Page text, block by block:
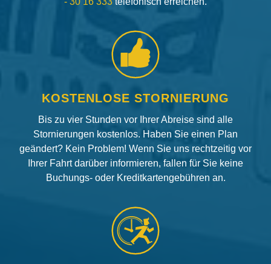
KOSTENLOSE STORNIERUNG
Bis zu vier Stunden vor Ihrer Abreise sind alle
Stornierungen kostenlos. Haben Sie einen Plan
geändert? Kein Problem! Wenn Sie uns rechtzeitig vor
Ihrer Fahrt darüber informieren, fallen für Sie keine
Buchungs- oder Kreditkartengebühren an.